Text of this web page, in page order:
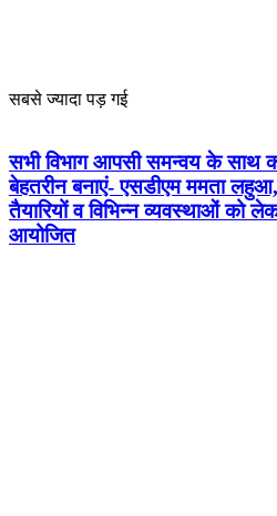
सबसे ज्यादा पड़ गई
सभी विभाग आपसी समन्वय के साथ
बेहतरीन बनाएं- एसडीएम ममता
तैयारियों व विभिन्न व्यवस्थाओं को
आयोजित